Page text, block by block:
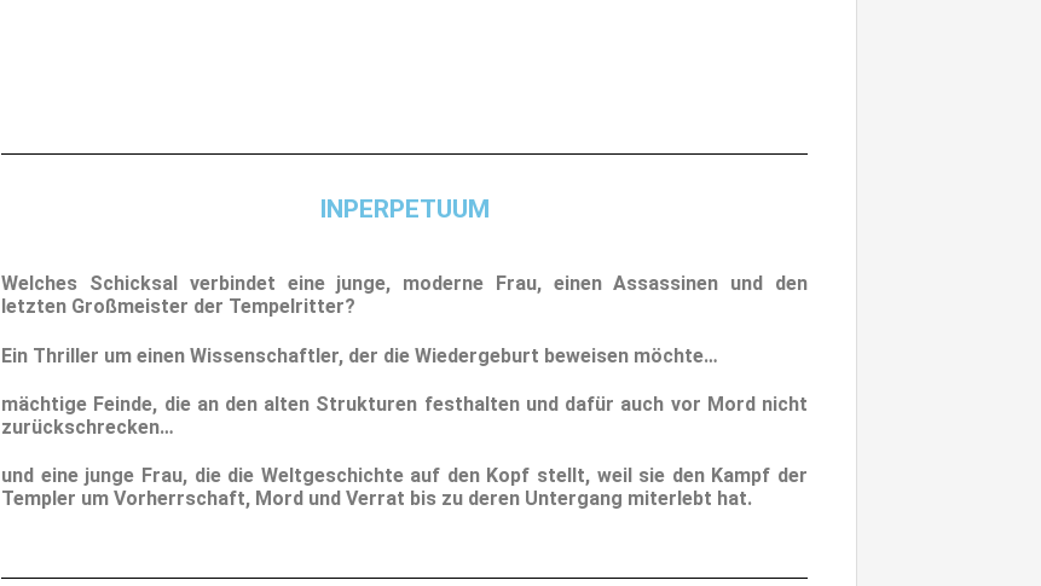
INPERPETUUM
Welches Schicksal verbindet eine junge, moderne Frau, einen Assassinen und den
letzten Großmeister der Tempelritter?
Ein Thriller um einen Wissenschaftler, der die Wiedergeburt beweisen möchte…
mächtige Feinde, die an den alten Strukturen festhalten und dafür auch vor Mord nicht
zurückschrecken…
und eine junge Frau, die die Weltgeschichte auf den Kopf stellt, weil sie den Kampf der
Templer um Vorherrschaft, Mord und Verrat bis zu deren Untergang miterlebt hat.